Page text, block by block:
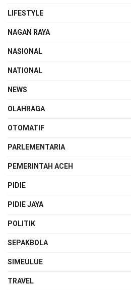
LIFESTYLE
NAGAN RAYA
NASIONAL
NATIONAL
NEWS
OLAHRAGA
OTOMATIF
PARLEMENTARIA
PEMERINTAH ACEH
PIDIE
PIDIE JAYA
POLITIK
SEPAKBOLA
SIMEULUE
TRAVEL